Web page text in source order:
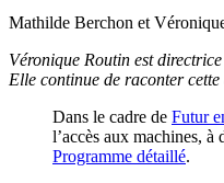
Mathilde Berchon et
Véronique Routin est
Elle continue de raconter
Dans le cadre de Futur
l’accès aux machines,
Programme détaillé.